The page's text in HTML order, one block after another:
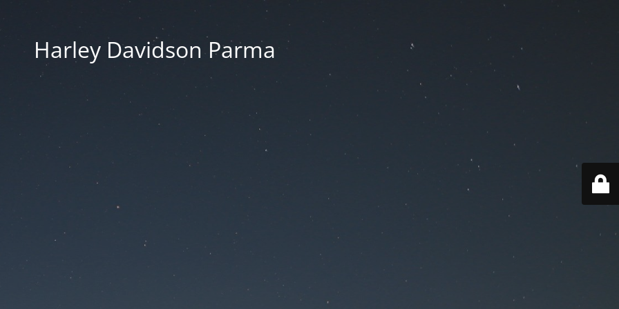
Harley Davidson Parma